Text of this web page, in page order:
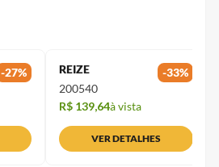
-27%
REIZE -33%
200540
R$ 139,64à vista
VER DETALHES